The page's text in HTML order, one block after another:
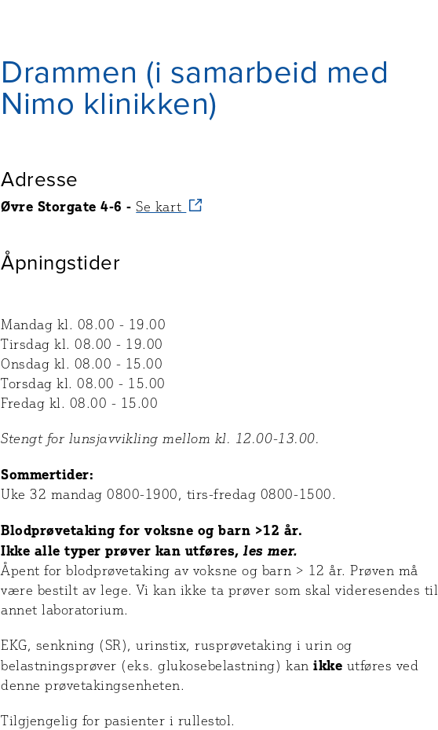
Drammen (i samarbeid med
Nimo klinikken)
Adresse
Øvre Storgate 4-6 - Se kart
Åpningstider
Mandag kl. 08.00 - 19.00
Tirsdag kl. 08.00 - 19.00
Onsdag kl. 08.00 - 15.00
Torsdag kl. 08.00 - 15.00
Fredag kl. 08.00 - 15.00
Stengt for lunsjavvikling mellom kl. 12.00-13.00.
Sommertider:
Uke 32 mandag 0800-1900, tirs-fredag 0800-1500.
Blodprøvetaking for voksne og barn >12 år.
Ikke alle typer prøver kan utføres, les mer.
Åpent for blodprøvetaking av voksne og barn > 12 år. Prøven må
være bestilt av lege. Vi kan ikke ta prøver som skal videresendes til
annet laboratorium.
EKG, senkning (SR), urinstix, rusprøvetaking i urin og
belastningsprøver (eks. glukosebelastning) kanikke utføres ved
denne prøvetakingsenheten.
Tilgjengelig for pasienter i rullestol.